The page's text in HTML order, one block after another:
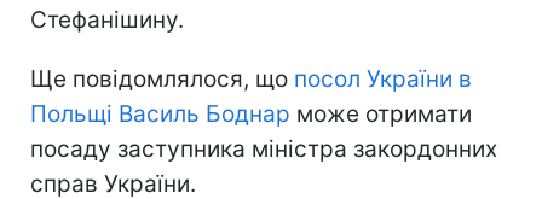
Стефанішину.
Ще повідомлялося, що посол України в
Польщі Василь Боднар може отримати
посаду заступника міністра закордонних
справ України.